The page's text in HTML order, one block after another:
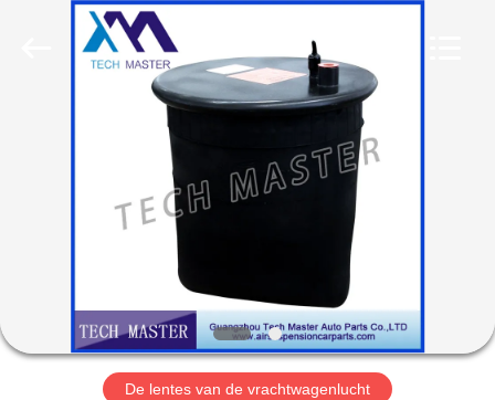
PRODUCTEN
OVER
ONS
De lentes van de vrachtwagenlucht